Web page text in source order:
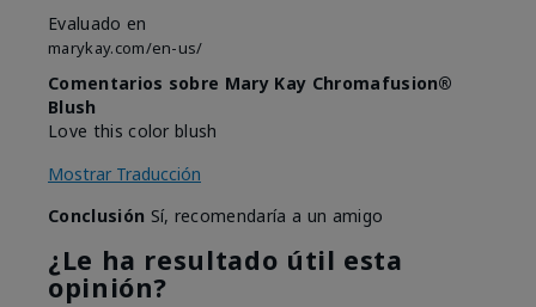
Evaluado en
marykay.com/en-us/
Comentarios sobre Mary Kay Chromafusion®
Blush
Love this color blush
Mostrar Traducción
Conclusión Sí, recomendaría a un amigo
¿Le ha resultado útil esta
opinión?